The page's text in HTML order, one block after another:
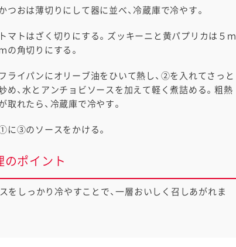
つおは薄切りにして器に並べ、冷蔵庫で冷やす。
トマトはざく切りにする。ズッキーニと黄パプリカは５ｍ
の角切りにする。
フライパンにオリーブ油をひいて熱し、②を入れてさっと
め、水とアンチョビソースを加えて軽く煮詰める。粗熱
取れたら、冷蔵庫で冷やす。
に③のソースをかける。
のポイント
をしっかり冷やすことで、一層おいしく召しあがれま